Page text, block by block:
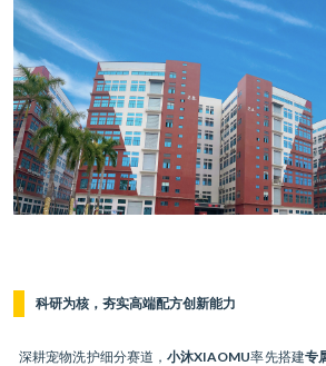
科研为核，夯实高端配方创新能力
深耕宠物洗护细分赛道，小沐XIAOMU率先搭建专